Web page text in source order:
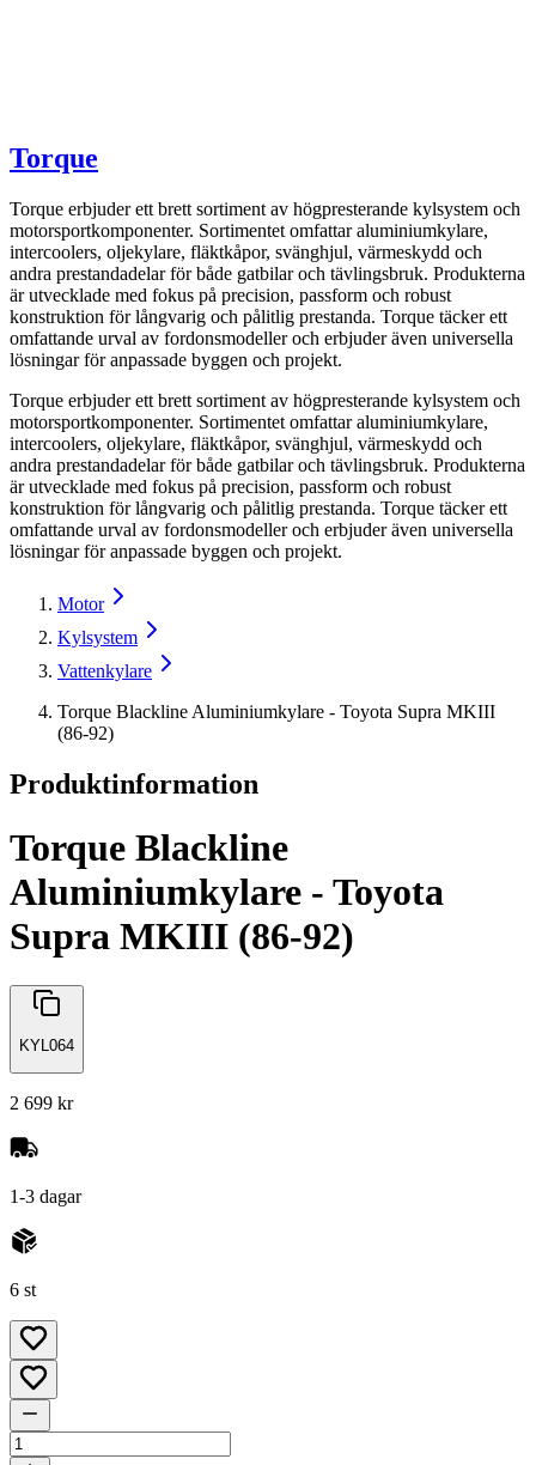
Torque
Torque erbjuder ett brett sortiment av högpresterande kylsystem och
motorsportkomponenter. Sortimentet omfattar aluminiumkylare,
intercoolers, oljekylare, fläktkåpor, svänghjul, värmeskydd och
andra prestandadelar för både gatbilar och tävlingsbruk. Produkterna
är utvecklade med fokus på precision, passform och robust
konstruktion för långvarig och pålitlig prestanda. Torque täcker ett
omfattande urval av fordonsmodeller och erbjuder även universella
lösningar för anpassade byggen och projekt.
Torque erbjuder ett brett sortiment av högpresterande kylsystem och
motorsportkomponenter. Sortimentet omfattar aluminiumkylare,
intercoolers, oljekylare, fläktkåpor, svänghjul, värmeskydd och
andra prestandadelar för både gatbilar och tävlingsbruk. Produkterna
är utvecklade med fokus på precision, passform och robust
konstruktion för långvarig och pålitlig prestanda. Torque täcker ett
omfattande urval av fordonsmodeller och erbjuder även universella
lösningar för anpassade byggen och projekt.
Motor
Kylsystem
Vattenkylare
Torque Blackline Aluminiumkylare - Toyota Supra MKIII
(86-92)
Produktinformation
Torque Blackline
Aluminiumkylare - Toyota
Supra MKIII (86-92)
KYL064
2 699 kr
1-3 dagar
6 st